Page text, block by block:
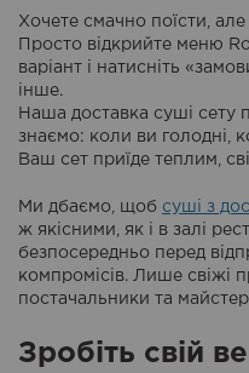
Хочете смачно поїсти,
Просто відкрийте меню
варіант і натисніть
інше.
Наша доставка суші
знаємо: коли ви голодні,
Ваш сет приїде теплим,
Ми дбаємо, щоб суші з
ж якісними, як і в залі
безпосередньо перед
компромісів. Лише свіжі
постачальники та
Зробіть свій